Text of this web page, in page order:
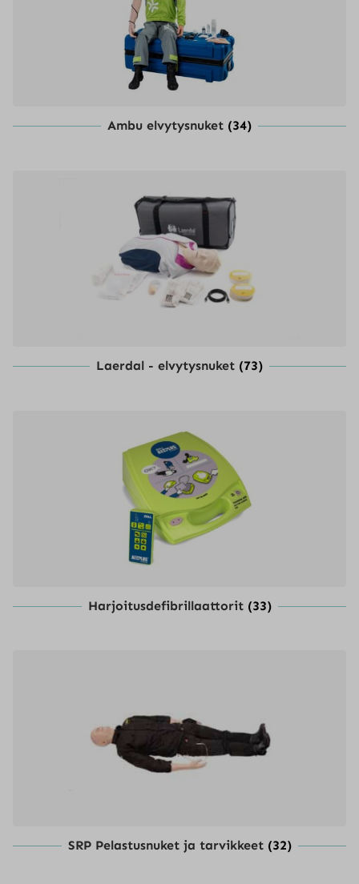
Ambu elvytysnuket (34)
Laerdal - elvytysnuket (73)
Harjoitusdefibrillaattorit (33)
SRP Pelastusnuket ja tarvikkeet (32)